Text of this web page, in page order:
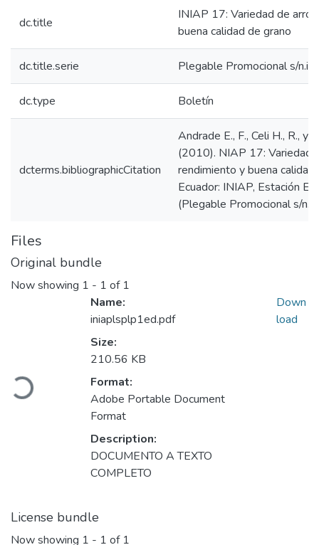
dc.title
INIAP 17: Variedad de
buena calidad de grano
dc.title.serie Plegable Promocional s/n.i
dc.type Boletín
dcterms.bibliographicCitation
Andrade E., F., Celi H., R., y
(2010). NIAP 17: Variedad
rendimiento y buena calidad
Ecuador: INIAP, Estación
(Plegable Promocional s/n.i).
Files
Original bundle
Now showing 1 - 1 of 1
Loading...
Name:
iniaplsplp1ed.pdf
Size:
210.56 KB
Format:
Adobe Portable Document
Format
Description:
DOCUMENTO A TEXTO
COMPLETO
Down
load
License bundle
Now showing 1 - 1 of 1